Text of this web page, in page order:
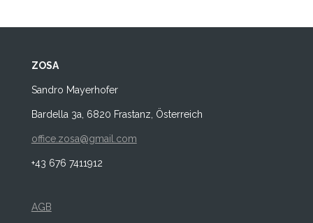
ZOSA
Sandro Mayerhofer
Bardella 3a, 6820 Frastanz, Österreich
office.zosa@gmail.com
+43 676 7411912
AGB